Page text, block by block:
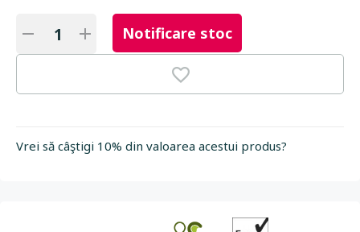
Notificare stoc
Vrei să câştigi 10% din valoarea acestui produs?